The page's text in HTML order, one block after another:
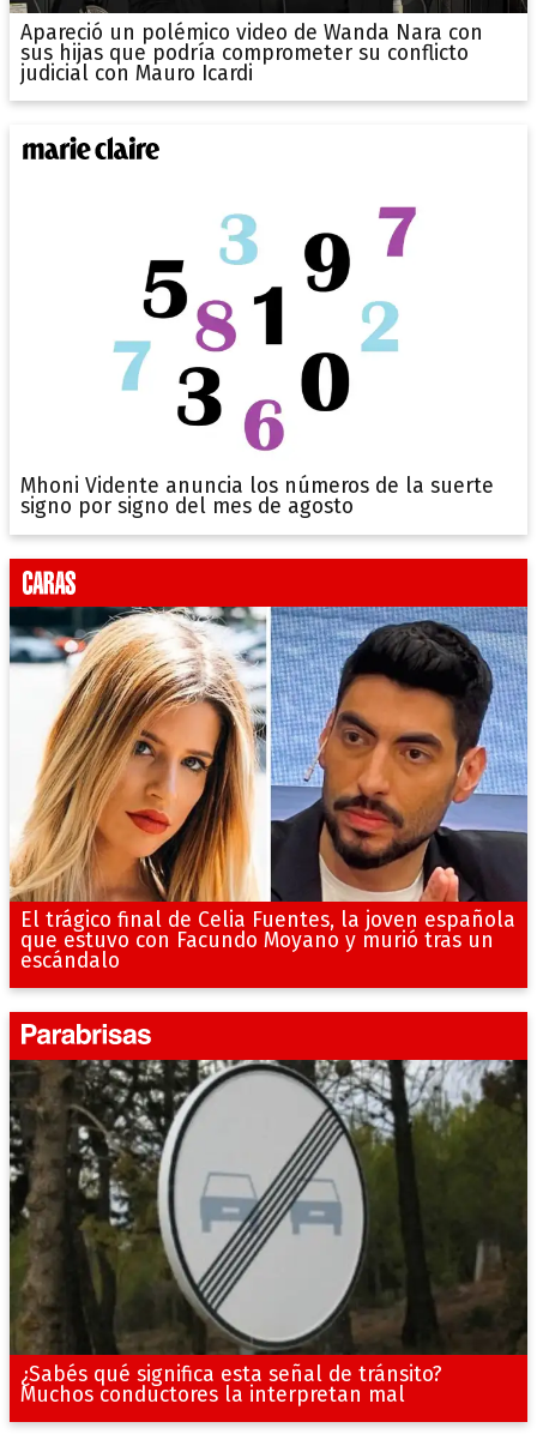
Apareció un polémico video de Wanda Nara con
sus hijas que podría comprometer su conflicto
judicial con Mauro Icardi
Mhoni Vidente anuncia los números de la suerte
signo por signo del mes de agosto
El trágico final de Celia Fuentes, la joven española
que estuvo con Facundo Moyano y murió tras un
escándalo
¿Sabés qué significa esta señal de tránsito?
Muchos conductores la interpretan mal